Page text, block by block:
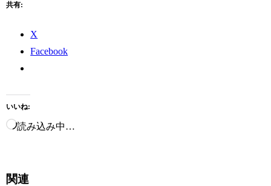
共有:
X
Facebook
いいね:
読み込み中…
関連